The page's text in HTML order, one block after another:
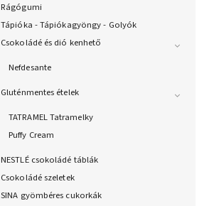
Rágógumi
Tápióka - Tápiókagyöngy - Golyók
Csokoládé és dió kenhető
Nefdesante
Gluténmentes ételek
TATRAMEL Tatramelky
Puffy Cream
NESTLÉ csokoládé táblák
Csokoládé szeletek
SINA gyömbéres cukorkák